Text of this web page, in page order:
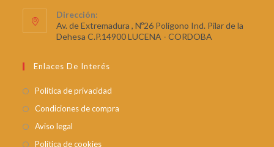
Dirección:
Av. de Extremadura , Nº26 Polígono Ind. Pilar de la
Dehesa C.P.14900 LUCENA - CORDOBA
Enlaces De Interés
Política de privacidad
Condiciones de compra
Aviso legal
Política de cookies